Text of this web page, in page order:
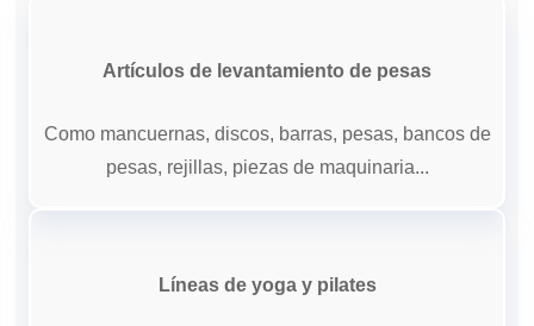
Artículos de levantamiento de pesas
Como mancuernas, discos, barras, pesas, bancos de
pesas, rejillas, piezas de maquinaria...
Líneas de yoga y pilates